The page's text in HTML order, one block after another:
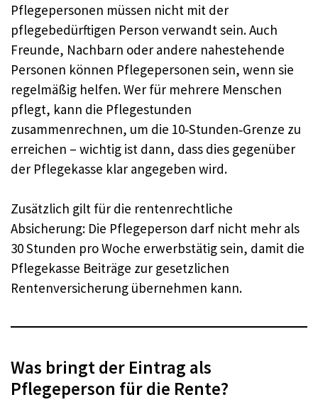
Pflegepersonen müssen nicht mit der
pflegebedürftigen Person verwandt sein. Auch
Freunde, Nachbarn oder andere nahestehende
Personen können Pflegepersonen sein, wenn sie
regelmäßig helfen. Wer für mehrere Menschen
pflegt, kann die Pflegestunden
zusammenrechnen, um die 10‑Stunden‑Grenze zu
erreichen – wichtig ist dann, dass dies gegenüber
der Pflegekasse klar angegeben wird.
Zusätzlich gilt für die rentenrechtliche
Absicherung: Die Pflegeperson darf nicht mehr als
30 Stunden pro Woche erwerbstätig sein, damit die
Pflegekasse Beiträge zur gesetzlichen
Rentenversicherung übernehmen kann.
Was bringt der Eintrag als
Pflegeperson für die Rente?